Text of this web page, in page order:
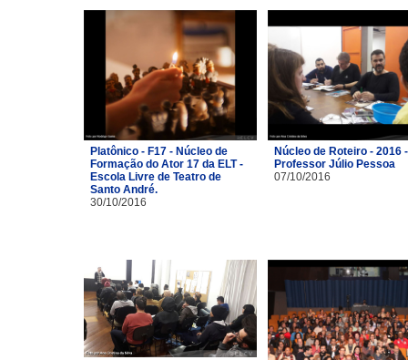
Platônico - F17 - Núcleo de
Formação do Ator 17 da ELT -
Escola Livre de Teatro de
Santo André.
30/10/2016
Núcleo de Roteiro - 2016 -
Professor Júlio Pessoa
07/10/2016